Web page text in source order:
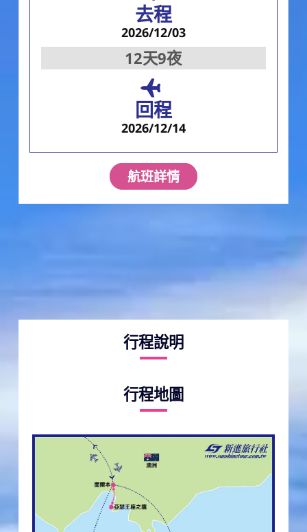
去程
2026/12/03
12天9夜
回程
2026/12/14
航班詳情
行程說明
行程地圖